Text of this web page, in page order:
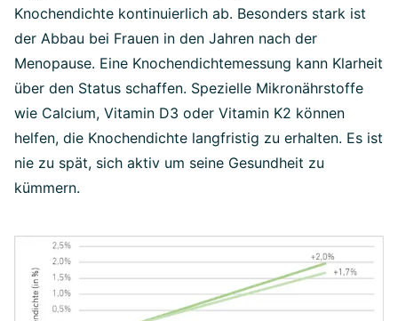
Knochendichte kontinuierlich ab. Besonders stark ist
der Abbau bei Frauen in den Jahren nach der
Menopause. Eine Knochendichtemessung kann Klarheit
über den Status schaffen. Spezielle Mikronährstoffe
wie Calcium, Vitamin D3 oder Vitamin K2 können
helfen, die Knochendichte langfristig zu erhalten. Es ist
nie zu spät, sich aktiv um seine Gesundheit zu
kümmern.